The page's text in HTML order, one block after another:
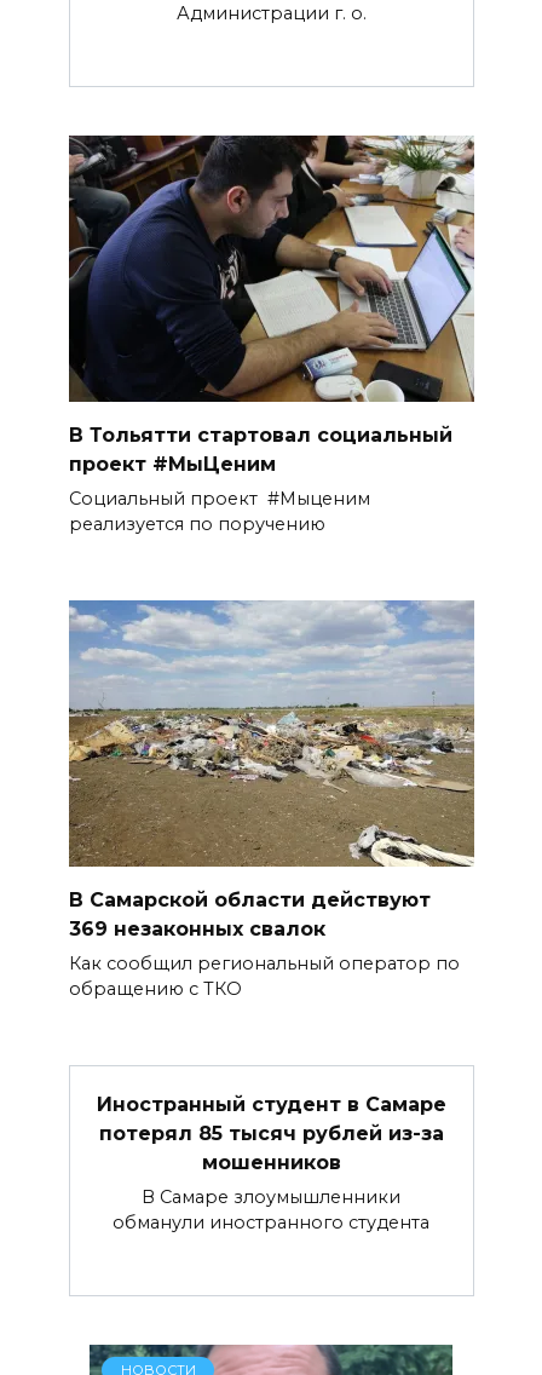
Администрации г. о.
В Тольятти стартовал социальный
проект #МыЦеним
Социальный проект #Мыценим
реализуется по поручению
В Самарской области действуют
369 незаконных свалок
Как сообщил региональный оператор по
обращению с ТКО
Иностранный студент в Самаре
потерял 85 тысяч рублей из-за
мошенников
В Самаре злоумышленники
обманули иностранного студента
НОВОСТИ